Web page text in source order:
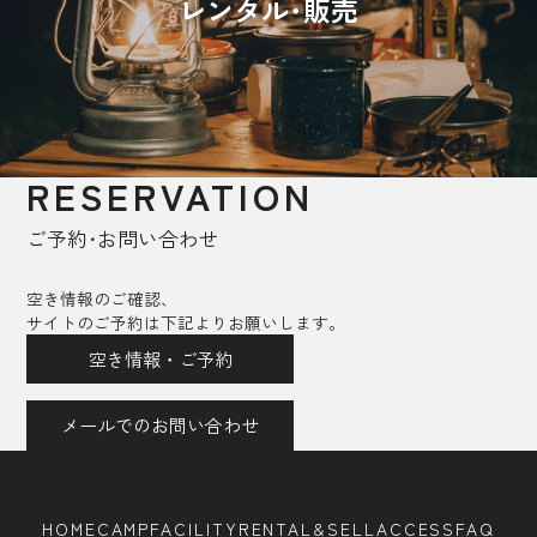
レンタル･販売
RESERVATION
ご予約･お問い合わせ
空き情報のご確認、
サイトのご予約は下記よりお願いします。
空き情報・ご予約
メールでのお問い合わせ
HOME CAMPFACILITY RENTAL&SELL ACCESS FAQ